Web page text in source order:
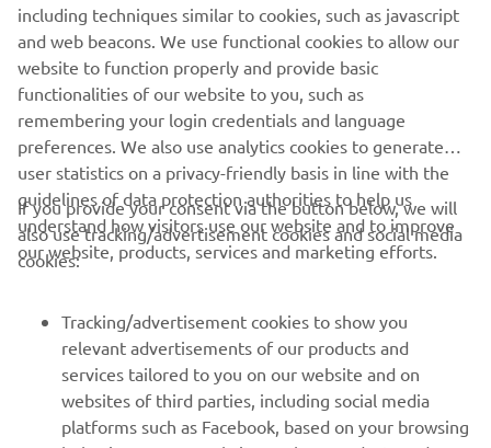
Yamaha Motor Co., Ltd.
Condu întotdeauna în siguranță și respectă toate condițiile
de drum locale.
CORPORATE
MAI MULTE YAMAHA
SUPORT
including techniques similar to cookies, such as javascript
and web beacons. We use functional cookies to allow our
website to function properly and provide basic
functionalities of our website to you, such as
remembering your login credentials and language
preferences. We also use analytics cookies to generate
user statistics on a privacy-friendly basis in line with the
guidelines of data protection authorities to help us
understand how visitors use our website and to improve
our website, products, services and marketing efforts.
If you provide your consent via the button below, we will
also use tracking/advertisement cookies and social media
cookies:
Tracking/advertisement cookies to show you
relevant advertisements of our products and
services tailored to you on our website and on
websites of third parties, including social media
platforms such as Facebook, based on your browsing